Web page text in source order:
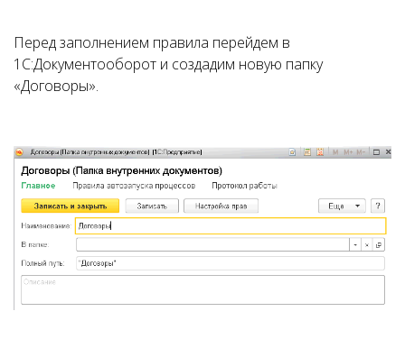
Перед заполнением правила перейдем в
1С:Документооборот и создадим новую папку
«Договоры».